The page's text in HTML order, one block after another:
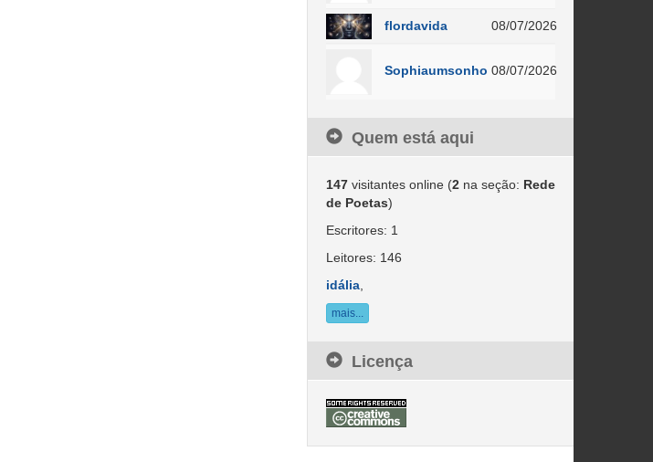
flordavida 08/07/2026
Sophiaumsonho 08/07/2026
Quem está aqui
147visitantes online (2na seção: Rede
de Poetas)
Escritores: 1
Leitores: 146
idália,
mais...
Licença